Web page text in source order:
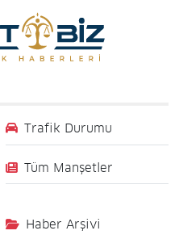
Trafik Durumu
Tüm Manşetler
Haber Arşivi